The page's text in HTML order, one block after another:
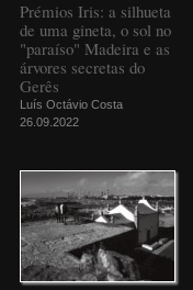
Prémios Iris: a silhueta
de uma gineta, o sol no
"paraíso" Madeira e as
árvores secretas do
Gerês
Luís Octávio Costa
26.09.2022